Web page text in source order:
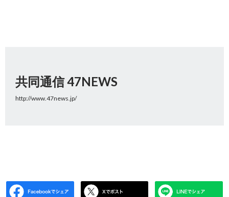
共同通信 47NEWS
http://www.47news.jp/